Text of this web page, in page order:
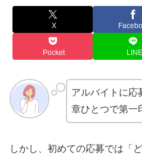
X
Pocket LINE
アルバイトに応
章ひとつで第一
しかし、初めての応募では「